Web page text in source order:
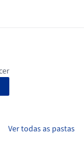
Ver todas as pastas